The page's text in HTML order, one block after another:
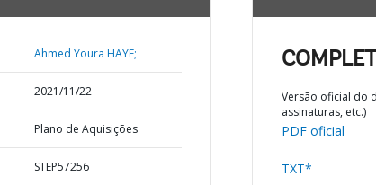
Ahmed Youra HAYE;
2021/11/22
Plano de Aquisições
STEP57256
Versão oficial do
assinaturas, etc.)
PDF oficial
TXT*